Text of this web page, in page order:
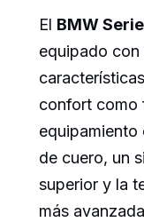
El BMW
equipado con
confort como
equipamiento
de cuero, un
superior y la
más